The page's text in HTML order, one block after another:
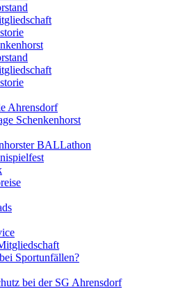
Ahrensdorf
Schenkenhorst
BALLathon
Sportunfällen?
bei der SG Ahrensdorf